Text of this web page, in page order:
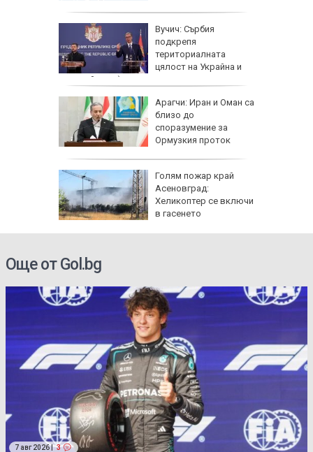
Вучич: Сърбия
подкрепя
териториалната
цялост на Украйна и
европейския ѝ път
Арагчи: Иран и Оман са
близо до
споразумение за
Ормузкия проток
Голям пожар край
Асеновград:
Хеликоптер се включи
в гасенето
Още от Gol.bg
7 авг 2026 | 3